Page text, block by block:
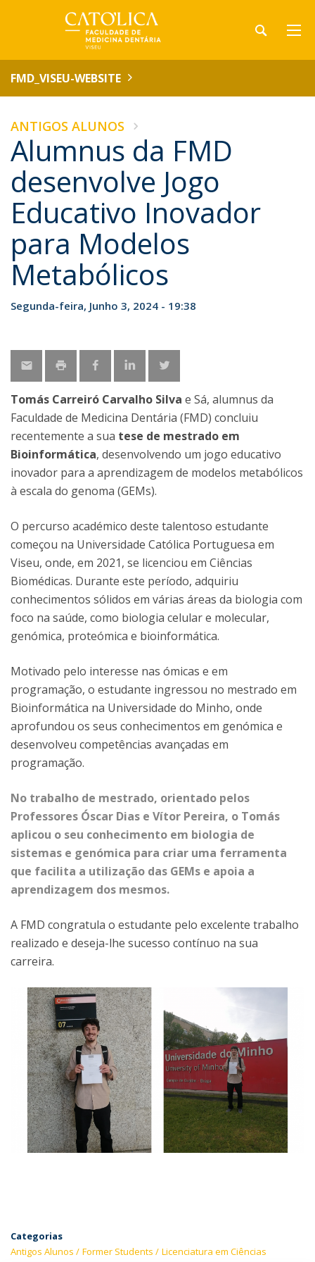
FMD_VISEU-WEBSITE
ANTIGOS ALUNOS
Alumnus da FMD
desenvolve Jogo
Educativo Inovador
para Modelos
Metabólicos
Segunda-feira, Junho 3, 2024 - 19:38
Tomás Carreiró Carvalho Silva e Sá, alumnus da
Faculdade de Medicina Dentária (FMD) concluiu
recentemente a sua tese de mestrado em
Bioinformática, desenvolvendo um jogo educativo
inovador para a aprendizagem de modelos metabólicos
à escala do genoma (GEMs).
O percurso académico deste talentoso estudante
começou na Universidade Católica Portuguesa em
Viseu, onde, em 2021, se licenciou em Ciências
Biomédicas. Durante este período, adquiriu
conhecimentos sólidos em várias áreas da biologia com
foco na saúde, como biologia celular e molecular,
genómica, proteómica e bioinformática.
Motivado pelo interesse nas ómicas e em
programação, o estudante ingressou no mestrado em
Bioinformática na Universidade do Minho, onde
aprofundou os seus conhecimentos em genómica e
desenvolveu competências avançadas em
programação.
No trabalho de mestrado, orientado pelos
Professores Óscar Dias e Vítor Pereira, o Tomás
aplicou o seu conhecimento em biologia de
sistemas e genómica para criar uma ferramenta
que facilita a utilização das GEMs e apoia a
aprendizagem dos mesmos.
A FMD congratula o estudante pelo excelente trabalho
realizado e deseja-lhe sucesso contínuo na sua
carreira.
Categorias
Antigos Alunos
Former Students
Licenciatura em Ciências